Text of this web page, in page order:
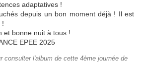
adaptatives !
depuis un bon moment déjà ! Il est
!
et bonne nuit à tous !
EPEE 2025
consulter l'album de cette 4ème journée de